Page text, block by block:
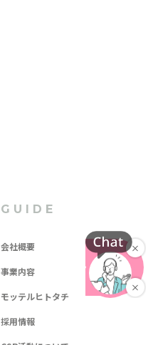
GUIDE
会社概要
事業内容
モッテルヒトタチ
採用情報